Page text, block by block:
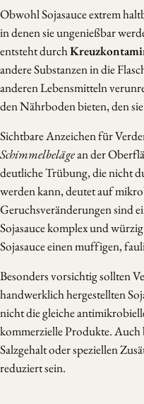
Obwohl Sojasauce extrem
in denen sie ungenießbar
entsteht durch
andere Substanzen in die
anderen Lebensmitteln
den Nährboden bieten, den
Sichtbare Anzeichen für
Schimmelbelägean der
deutliche Trübung, die nicht
werden kann, deutet auf
Geruchsveränderungen sind
Sojasauce komplex und
Sojasauce einen muffigen,
Besonders vorsichtig sollten
handwerklich hergestellten
nicht die gleiche
kommerzielle Produkte. Auch
Salzgehalt oder speziellen
reduziert sein.